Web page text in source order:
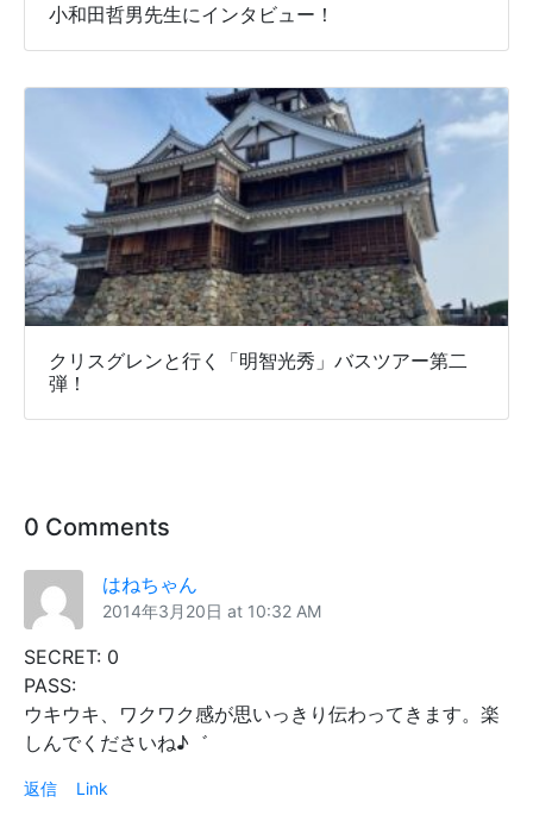
小和田哲男先生にインタビュー！
クリスグレンと行く「明智光秀」バスツアー第二
弾！
0 Comments
はねちゃん
2014年3月20日 at 10:32 AM
SECRET: 0
PASS:
ウキウキ、ワクワク感が思いっきり伝わってきます。楽
しんでくださいね♪゛
返信 Link